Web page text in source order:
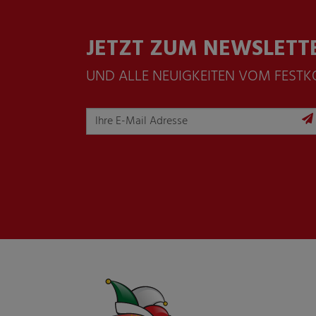
JETZT ZUM
UND ALLE NEUIGKEITEN VOM